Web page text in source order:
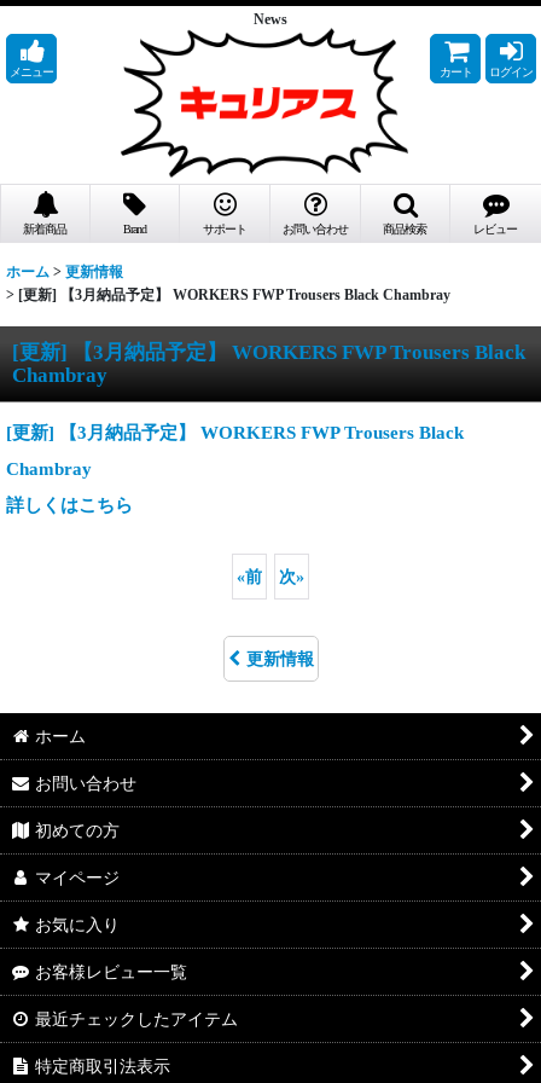
News
メニュー カート ログイン
新着商品 Brand サポート お問い合わせ 商品検索 レビュー
ホーム > 更新情報
> [更新] 【3月納品予定】 WORKERS FWP Trousers Black Chambray
[更新] 【3月納品予定】 WORKERS FWP Trousers Black
Chambray
[更新] 【3月納品予定】 WORKERS FWP Trousers Black
Chambray
詳しくはこちら
«前 次»
更新情報
ホーム
お問い合わせ
初めての方
マイページ
お気に入り
お客様レビュー一覧
最近チェックしたアイテム
特定商取引法表示